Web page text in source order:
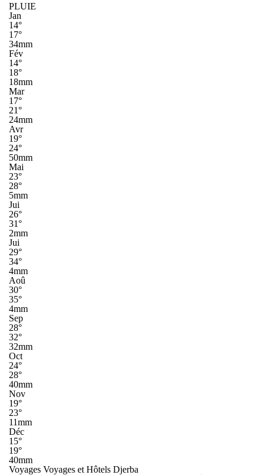
PLUIE
Jan
14°
17°
34mm
Fév
14°
18°
18mm
Mar
17°
21°
24mm
Avr
19°
24°
50mm
Mai
23°
28°
5mm
Jui
26°
31°
2mm
Jui
29°
34°
4mm
Aoû
30°
35°
4mm
Sep
28°
32°
32mm
Oct
24°
28°
40mm
Nov
19°
23°
11mm
Déc
15°
19°
40mm
Voyages Voyages et Hôtels Djerba